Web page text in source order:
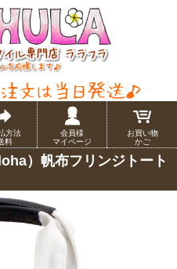
方法
料
会員様
マイページ
お買い物
かご
）帆布フリンジトート